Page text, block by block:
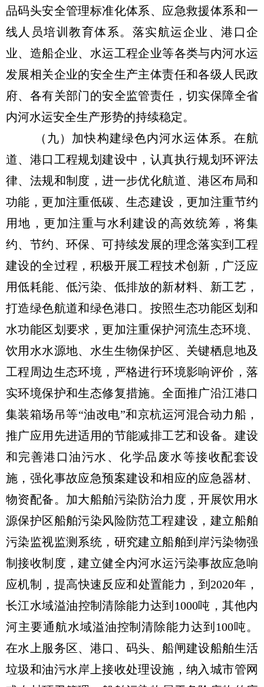
品码头安全管理标准化体系、应急救援体系和一
线人员培训教育体系。落实航运企业、港口企
业、造船企业、水运工程企业等各类与内河水运
发展相关企业的安全生产主体责任和各级人民政
府、各有关部门的安全监管责任，切实保障全省
内河水运安全生产形势的持续稳定。
（九）加快构建绿色内河水运体系。在航
道、港口工程规划建设中，认真执行规划环评法
律、法规和制度，进一步优化航道、港区布局和
功能，更加注重低碳、生态建设，更加注重节约
用地，更加注重与水利建设的高效统筹，将集
约、节约、环保、可持续发展的理念落实到工程
建设的全过程，积极开展工程技术创新，广泛应
用低耗能、低污染、低排放的新材料、新工艺，
打造绿色航道和绿色港口。按照生态功能区划和
水功能区划要求，更加注重保护河流生态环境、
饮用水水源地、水生生物保护区、关键栖息地及
工程周边生态环境，严格进行环境影响评价，落
实环境保护和生态修复措施。全面推广沿江港口
集装箱场吊等“油改电”和京杭运河混合动力船，
推广应用先进适用的节能减排工艺和设备。建设
和完善港口油污水、化学品废水等接收配套设
施，强化事故应急预案建设和相应的应急器材、
物资配备。加大船舶污染防治力度，开展饮用水
源保护区船舶污染风险防范工程建设，建立船舶
污染监视监测系统，研究建立船舶到岸污染物强
制接收制度，建立健全内河水运污染事故应急响
应机制，提高快速反应和处置能力，到2020年，
长江水域溢油控制清除能力达到1000吨，其他内
河主要通航水域溢油控制清除能力达到100吨。
在水上服务区、港口、码头、船闸建设船舶生活
垃圾和油污水岸上接收处理设施，纳入城市管网